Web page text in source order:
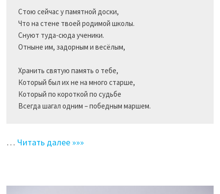
Стою сейчас у памятной доски,
Что на стене твоей родимой школы.
Снуют туда-сюда ученики.
Отныне им, задорным и весёлым,
Хранить святую память о тебе,
Который был их не на много старше,
Который по короткой по судьбе
Всегда шагал одним – победным маршем.
… Читать далее »»»